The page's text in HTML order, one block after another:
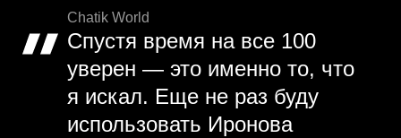
Chatik World
Спустя время на все 100
уверен — это именно то, что
я искал. Еще не раз буду
использовать Иронова